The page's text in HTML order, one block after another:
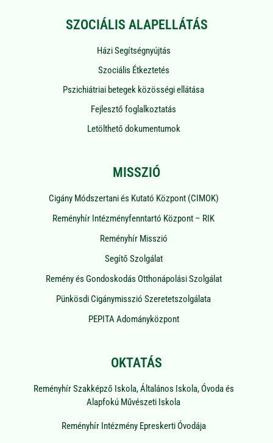
SZOCIÁLIS ALAPELLÁTÁS
Házi Segítségnyújtás
Szociális Étkeztetés
Pszichiátriai betegek közösségi ellátása
Fejlesztő foglalkoztatás
Letölthető dokumentumok
MISSZIÓ
Cigány Módszertani és Kutató Központ (CIMOK)
Reményhír Intézményfenntartó Központ – RIK
Reményhír Misszió
Segítő Szolgálat
Remény és Gondoskodás Otthonápolási Szolgálat
Pünkösdi Cigánymisszió Szeretetszolgálata
PEPITA Adományközpont
OKTATÁS
Reményhír Szakképző Iskola, Általános Iskola, Óvoda és
Alapfokú Művészeti Iskola
Reményhír Intézmény Epreskerti Óvodája